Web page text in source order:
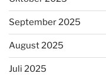
September 2025
August 2025
Juli 2025